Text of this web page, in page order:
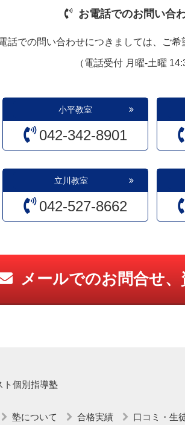
お電話でのお問い合
話での問い合わせにつきましては、ご希
（電話受付 月曜-土曜
小平教室
042-342-8901
立川教室
042-527-8662
メールでのお問合せ
ト個別指導塾
塾について 合格実績 口コミ・生